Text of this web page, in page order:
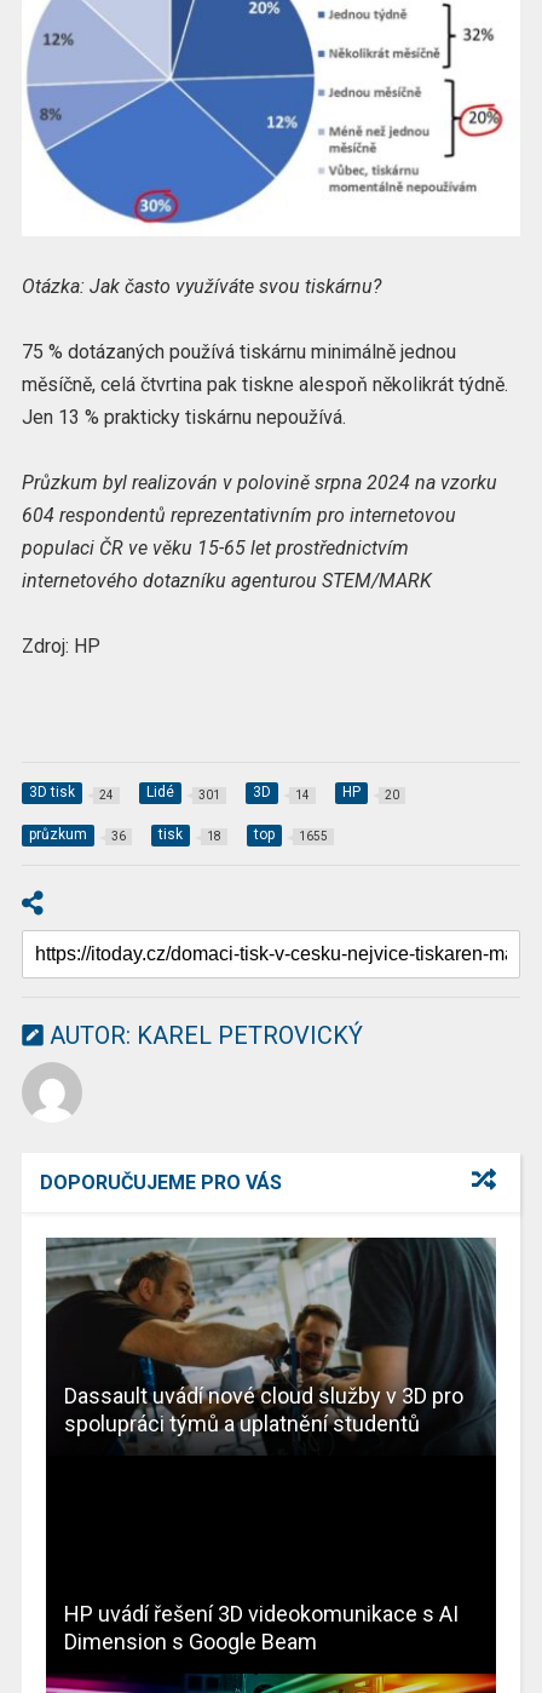
Otázka: Jak často využíváte svou tiskárnu?
75 % dotázaných používá tiskárnu minimálně jednou
měsíčně, celá čtvrtina pak tiskne alespoň několikrát týdně.
Jen 13 % prakticky tiskárnu nepoužívá.
Průzkum byl realizován v polovině srpna 2024 na vzorku
604 respondentů reprezentativním pro internetovou
populaci ČR ve věku 15-65 let prostřednictvím
internetového dotazníku agenturou STEM/MARK
Zdroj: HP
3D tisk 24 Lidé 301 3D 14 HP 20
průzkum 36 tisk 18 top 1655
AUTOR: KAREL PETROVICKÝ
DOPORUČUJEME PRO VÁS
Dassault uvádí nové cloud služby v 3D pro
spolupráci týmů a uplatnění studentů
HP uvádí řešení 3D videokomunikace s AI
Dimension s Google Beam